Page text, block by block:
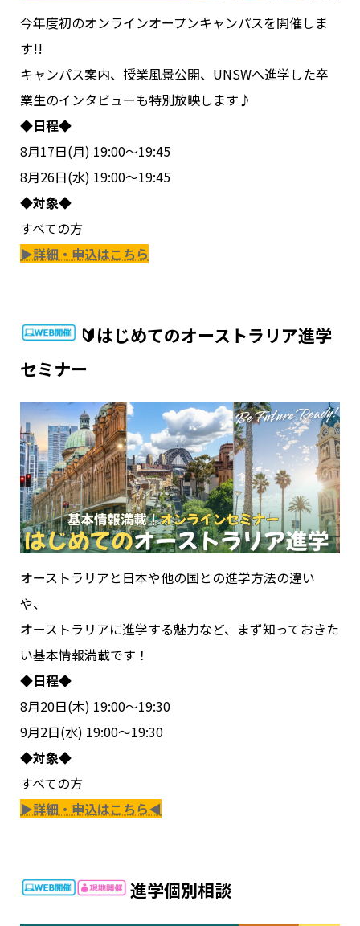
今年度初のオンラインオープンキャンパスを開催しま
す!!
キャンパス案内、授業風景公開、UNSWへ進学した卒
業生のインタビューも特別放映します♪
◆日程◆
8月17日(月) 19:00～19:45
8月26日(水) 19:00～19:45
◆対象◆
すべての方
▶詳細・申込はこちら
🔰はじめてのオーストラリア進学
セミナー
オーストラリアと日本や他の国との進学方法の違い
や、
オーストラリアに進学する魅力など、まず知っておきた
い基本情報満載です！
◆日程◆
8月20日(木) 19:00～19:30
9月2日(水) 19:00～19:30
◆対象◆
すべての方
▶詳細・申込はこちら◀
進学個別相談